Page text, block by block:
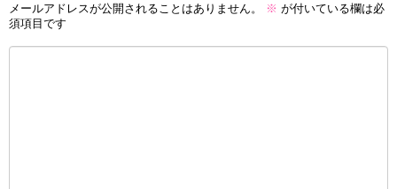
メールアドレスが公開されることはありません。 ※ が付いている欄は必
須項目です